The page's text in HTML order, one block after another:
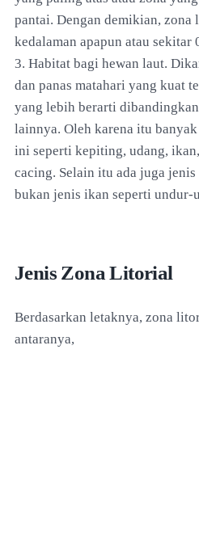
pantai. Dengan demikian,
kedalaman apapun atau sekitar
3. Habitat bagi hewan laut.
dan panas matahari yang kuat
yang lebih berarti
lainnya. Oleh karena itu
ini seperti kepiting, udang,
cacing. Selain itu ada juga
bukan jenis ikan seperti undur-
Jenis Zona Litorial
Berdasarkan letaknya, zona
antaranya,